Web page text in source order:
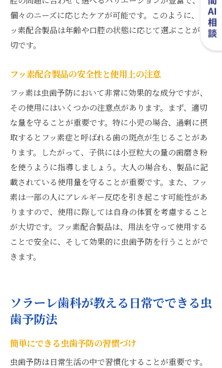
個々のニーズに応じたケアが可能です。このように、フ
ッ素配合製品は年齢や口腔の状態に応じて選ぶことが大
切です。
フッ素配合製品の安全性と使用上の注意
フッ素は虫歯予防において非常に効果的な成分ですが、
その使用にはいくつかの注意点があります。まず、適切
な量を守ることが重要です。特に小児の場合、過剰に摂
取するとフッ素症と呼ばれる歯の斑点が生じることがあ
ります。したがって、子供には小豆粒大の量の歯磨き粉
を使うように指導しましょう。大人の場合も、製品に記
載されている使用量を守ることが重要です。また、フッ
素は一部の人にアレルギー反応を引き起こす可能性があ
りますので、使用に際しては自身の体質を考慮すること
が大切です。フッ素配合製品は、用法を守って使用する
ことで安全に、そして効果的に虫歯予防を行うことがで
きます。
ソラーレ歯科が教える日常でできる虫
歯予防法
簡単にできる虫歯予防の習慣づけ
虫歯予防は日常生活の中で習慣化することが重要です。